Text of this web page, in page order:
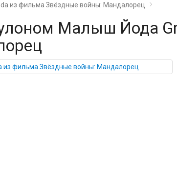
из фильма Звёздные войны: Мандалорец
Малыш Йода